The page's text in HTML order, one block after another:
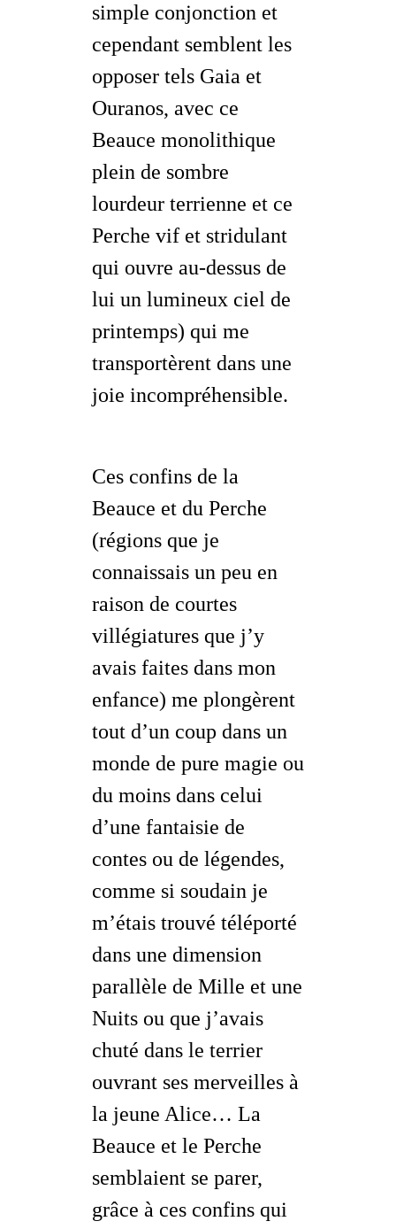
simple conjonction et
cependant semblent les
opposer tels Gaia et
Ouranos, avec ce
Beauce monolithique
plein de sombre
lourdeur terrienne et ce
Perche vif et stridulant
qui ouvre au-dessus de
lui un lumineux ciel de
printemps) qui me
transportèrent dans une
joie incompréhensible.
Ces confins de la
Beauce et du Perche
(régions que je
connaissais un peu en
raison de courtes
villégiatures que j’y
avais faites dans mon
enfance) me plongèrent
tout d’un coup dans un
monde de pure magie ou
du moins dans celui
d’une fantaisie de
contes ou de légendes,
comme si soudain je
m’étais trouvé téléporté
dans une dimension
parallèle de Mille et une
Nuits ou que j’avais
chuté dans le terrier
ouvrant ses merveilles à
la jeune Alice… La
Beauce et le Perche
semblaient se parer,
grâce à ces confins qui